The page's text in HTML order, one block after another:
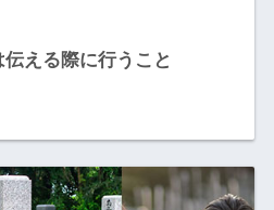
える際に行うこと